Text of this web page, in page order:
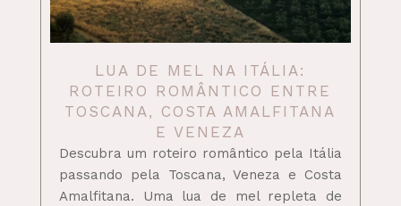
LUA DE MEL NA ITÁLIA:
ROTEIRO ROMÂNTICO ENTRE
TOSCANA, COSTA AMALFITANA
E VENEZA
Descubra um roteiro romântico pela Itália
passando pela Toscana, Veneza e Costa
Amalfitana. Uma lua de mel repleta de